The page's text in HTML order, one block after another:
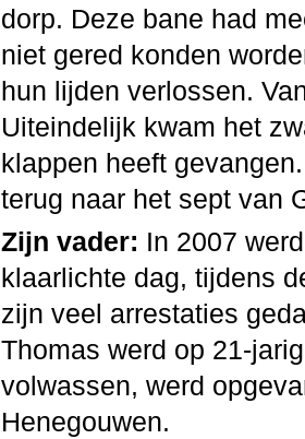
dorp. Deze bane had
niet gered konden
hun lijden verlossen.
Uiteindelijk kwam het
klappen heeft
terug naar het sept van
Zijn vader: In 2007
klaarlichte dag, tijdens
zijn veel arrestaties
Thomas werd op 21-
volwassen, werd
Henegouwen.